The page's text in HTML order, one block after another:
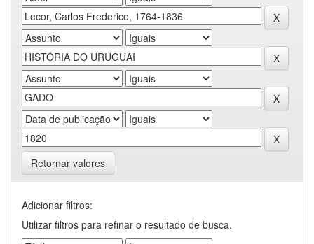
Retornar valores
Adicionar filtros:
Utilizar filtros para refinar o resultado de busca.